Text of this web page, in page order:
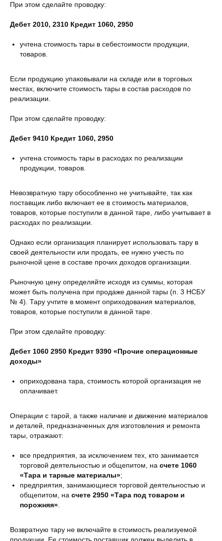
При этом сделайте проводку:
Дебет 2010, 2310 Кредит 1060, 2950
учтена стоимость тары в себестоимости продукции,
товаров.
Если продукцию упаковывали на складе или в торговых
местах, включите стоимость тары в состав расходов по
реализации.
При этом сделайте проводку:
Дебет 9410 Кредит 1060, 2950
учтена стоимость тары в расходах по реализации
продукции, товаров.
Невозвратную тару обособленно не учитывайте, так как
поставщик либо включает ее в стоимость материалов,
товаров, которые поступили в данной таре, либо учитывает в
расходах по реализации.
Однако если организация планирует использовать тару в
своей деятельности или продать, ее нужно учесть по
рыночной цене в составе прочих доходов организации.
Рыночную цену определяйте исходя из суммы, которая
может быть получена при продаже данной тары (п. 3 НСБУ
№ 4). Тару учтите в момент оприходования материалов,
товаров, которые поступили в данной таре.
При этом сделайте проводку:
Дебет 1060 2950 Кредит 9390 «Прочие операционные
доходы»
оприходована тара, стоимость которой организация не
оплачивает.
Операции с тарой, а также наличие и движение материалов
и деталей, предназначенных для изготовления и ремонта
тары, отражают:
все предприятия, за исключением тех, кто занимается
торговой деятельностью и общепитом, на счете 1060
«Тара и тарные материалы»;
предприятия, занимающиеся торговой деятельностью и
общепитом, на счете 2950 «Тара под товаром и
порожняя»
Возвратную тару не включайте в стоимость реализуемой